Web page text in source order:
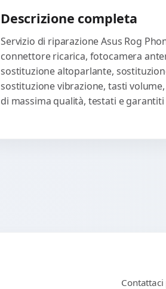
Descrizione completa
Servizio di riparazione Asus Rog
connettore ricarica, fotocamera
sostituzione altoparlante,
sostituzione vibrazione, tasti
di massima qualità, testati e